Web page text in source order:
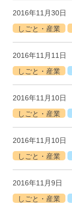
2016年11月30日
しごと・産業
2016年11月11日
しごと・産業
2016年11月10日
しごと・産業
2016年11月10日
しごと・産業
2016年11月9日
しごと・産業